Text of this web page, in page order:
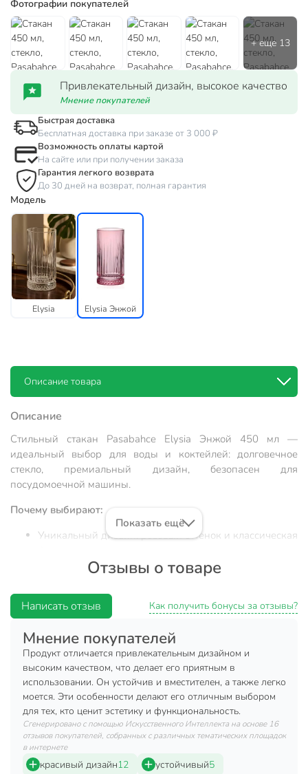
Фотографии покупателей
Привлекательный дизайн, высокое качество
Мнение покупателей
Быстрая доставка
Бесплатная доставка при заказе от 3 000 ₽
Возможность оплаты картой
На сайте или при получении заказа
Гарантия легкого возврата
До 30 дней на возврат, полная гарантия
Модель
Elysia Elysia Энжой
Описание товара
Описание
Стильный стакан Pasabahce Elysia Энжой 450 мл —
идеальный выбор для воды и коктейлей: долговечное
стекло, премиальный дизайн, безопасен для
посудомоечной машины.
Почему выбирают:
Уникальный дизайн: розовый оттенок и классическая
сервировки
обеспечивают длительный срок службы и удобство в
ежедневном использовании
Универсальность: подходит для дома, дачи, подарка
и праздничных мероприятий
Стакан Pasabahce Elysia Энжой 450 мл — это не просто
посуда, а элемент современного стола с акцентом на стиль
и функциональность. Благодаря высокому качеству стекла
и оптимальному объёму, он отлично подходит для подачи
воды, лимонадов, коктейлей и других напитков. Модель
легко выдерживает ежедневное использование, не теряя
блеска и цвета, а возможность мыть в посудомоечной
Показать ещё
Отзывы о товаре
Написать отзыв Как получить бонусы за отзывы?
Мнение покупателей
Продукт отличается привлекательным дизайном и
высоким качеством, что делает его приятным в
использовании. Он устойчив и вместителен, а также легко
моется. Эти особенности делают его отличным выбором
для тех, кто ценит эстетику и функциональность.
Сгенерировано с помощью Искусственного Интеллекта на основе 16
отзывов покупателей, собранных с различных тематических площадок
в интернете
красивый дизайн12 устойчивый5